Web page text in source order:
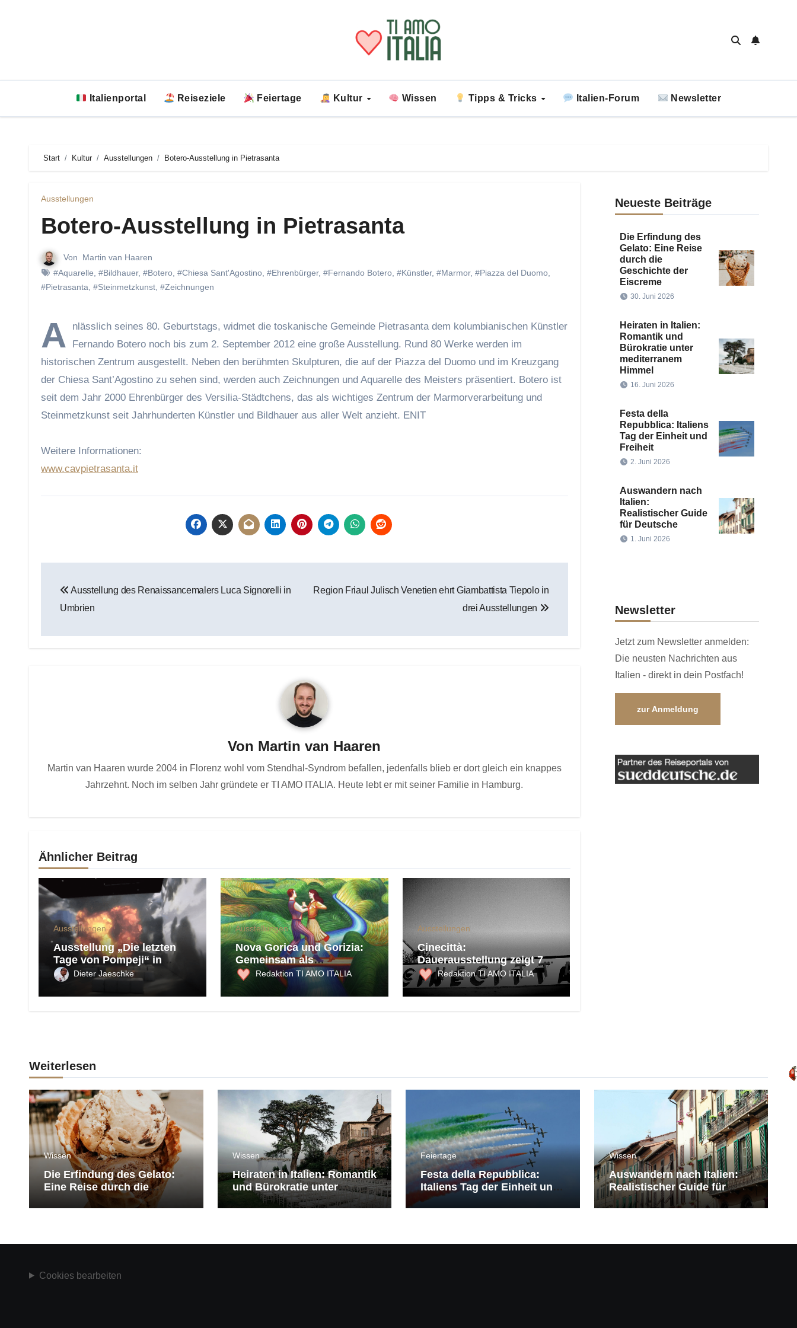
Italienportal Reiseziele Feiertage Kultur Wissen Tipps & Tricks Italien-Forum Newsletter
Start Kultur Ausstellungen Botero-Ausstellung in Pietrasanta
Ausstellungen
Botero-Ausstellung in Pietrasanta
Von
Martin van Haaren
#Aquarelle #Bildhauer, #Botero #Chiesa Sant'Agostino #Ehrenbürger, #Fernando Botero #Künstler, #Marmor, #Piazza del Duomo
#Pietrasanta #Steinmetzkunst #Zeichnungen
A
nlässlich seines 80. Geburtstags, widmet die toskanische Gemeinde Pietrasanta dem kolumbianischen Künstler
Fernando Botero noch bis zum 2. September 2012 eine große Ausstellung. Rund 80 Werke werden im
historischen Zentrum ausgestellt. Neben den berühmten Skulpturen, die auf der Piazza del Duomo und im Kreuzgang
der Chiesa Sant’Agostino zu sehen sind, werden auch Zeichnungen und Aquarelle des Meisters präsentiert. Botero ist
seit dem Jahr 2000 Ehrenbürger des Versilia-Städtchens, das als wichtiges Zentrum der Marmorverarbeitung und
Steinmetzkunst seit Jahrhunderten Künstler und Bildhauer aus aller Welt anzieht. ENIT
Weitere Informationen:
www.cavpietrasanta.it
Ausstellung des Renaissancemalers Luca Signorelli in
Umbrien
Region Friaul Julisch Venetien ehrt Giambattista Tiepolo in
drei Ausstellungen
Von Martin van Haaren
Martin van Haaren wurde 2004 in Florenz wohl vom Stendhal-Syndrom befallen, jedenfalls blieb er dort gleich ein knappes
Jahrzehnt. Noch im selben Jahr gründete er TI AMO ITALIA. Heute lebt er mit seiner Familie in Hamburg.
Ähnlicher Beitrag
Ausstellungen
Ausstellung „Die letzten
Tage von Pompeji“ in
Oberhausen
Dieter Jaeschke
Ausstellungen
Nova Gorica und Gorizia:
Gemeinsam als
Europäische
Kulturhauptstadt 2025
Redaktion TI AMO ITALIA
Ausstellungen
Cinecittà:
Dauerausstellung zeigt 70
Jahre Kinogeschichte
Redaktion TI AMO ITALIA
Neueste Beiträge
Die Erfindung des
Gelato: Eine Reise
durch die
Geschichte der
Eiscreme
30. Juni 2026
Heiraten in Italien:
Romantik und
Bürokratie unter
mediterranem
Himmel
16. Juni 2026
Festa della
Repubblica: Italiens
Tag der Einheit und
Freiheit
2. Juni 2026
Auswandern nach
Italien:
Realistischer Guide
für Deutsche
1. Juni 2026
Newsletter
Jetzt zum Newsletter anmelden:
Die neusten Nachrichten aus
Italien - direkt in dein Postfach!
zur Anmeldung
Weiterlesen
Wissen
Die Erfindung des Gelato:
Eine Reise durch die
Geschichte der Eiscreme
Wissen
Heiraten in Italien: Romantik
und Bürokratie unter
mediterranem Himmel
Feiertage
Festa della Repubblica:
Italiens Tag der Einheit und
Freiheit
Wissen
Auswandern nach Italien:
Realistischer Guide für
Deutsche
Cookies bearbeiten